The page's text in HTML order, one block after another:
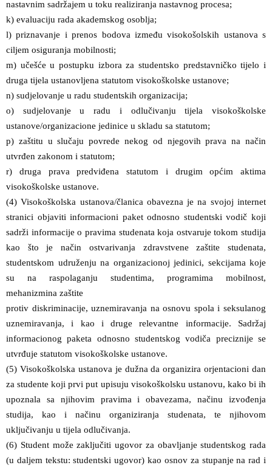
nastavnim sadržajem u toku realiziranja nastavnog procesa;
k) evaluaciju rada akademskog osoblja;
l) priznavanje i prenos bodova između visokošolskih ustanova s
ciljem osiguranja mobilnosti;
m) učešće u postupku izbora za studentsko predstavničko tijelo i
druga tijela ustanovljena statutom visokoškolske ustanove;
n) sudjelovanje u radu studentskih organizacija;
o) sudjelovanje u radu i odlučivanju tijela visokoškolske
ustanove/organizacione jedinice u skladu sa statutom;
p) zaštitu u slučaju povrede nekog od njegovih prava na način
utvrđen zakonom i statutom;
r) druga prava predviđena statutom i drugim općim aktima
visokoškolske ustanove.
(4) Visokoškolska ustanova/članica obavezna je na svojoj internet
stranici objaviti informacioni paket odnosno studentski vodič koji
sadrži informacije o pravima studenata koja ostvaruje tokom studija
kao što je način ostvarivanja zdravstvene zaštite studenata,
studentskom udruženju na organizacionoj jedinici, sekcijama koje
su na raspolaganju studentima, programima mobilnost,
mehanizmina zaštite
protiv diskriminacije, uznemiravanja na osnovu spola i seksulanog
uznemiravanja, i kao i druge relevantne informacije. Sadržaj
informacionog paketa odnosno studentskog vodiča preciznije se
utvrđuje statutom visokoškolske ustanove.
(5) Visokoškolska ustanova je dužna da organizira orjentacioni dan
za studente koji prvi put upisuju visokoškolsku ustanovu, kako bi ih
upoznala sa njihovim pravima i obavezama, načinu izvođenja
studija, kao i načinu organiziranja studenata, te njihovom
uključivanju u tijela odlučivanja.
(6) Student može zaključiti ugovor za obavljanje studentskog rada
(u daljem tekstu: studentski ugovor) kao osnov za stupanje na rad i